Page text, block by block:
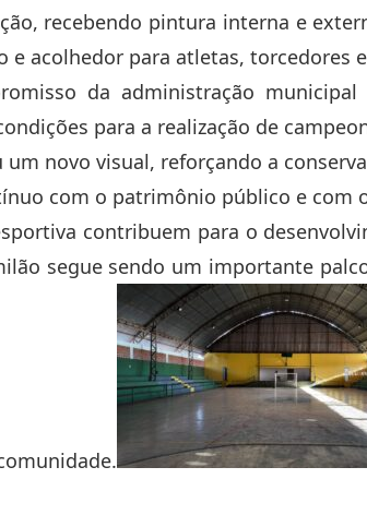
recebendo pintura interna e
e acolhedor para atletas, torcedores
da administração
para a realização de
novo visual, reforçando a
com o patrimônio público e com
contribuem para o
segue sendo um importante